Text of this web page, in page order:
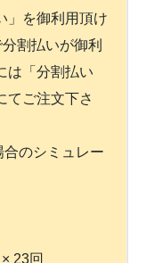
」を御利用頂け
割払いが御利
は「分割払い
てご注文下さ
のシミュレー
23回